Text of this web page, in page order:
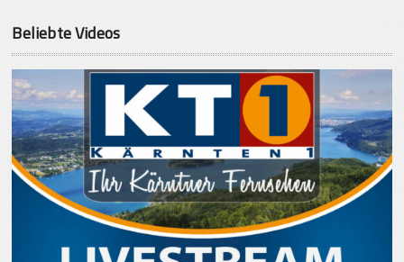
Beliebte Videos